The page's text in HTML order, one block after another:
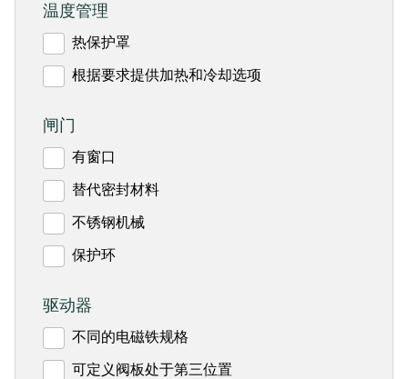
温度管理
热保护罩
根据要求提供加热和冷却选项
闸门
有窗口
替代密封材料
不锈钢机械
保护环
驱动器
不同的电磁铁规格
可定义阀板处于第三位置